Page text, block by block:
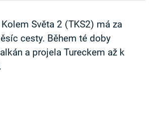
Světa 2 (TKS2) má za
cesty. Během té doby
a projela Tureckem až k